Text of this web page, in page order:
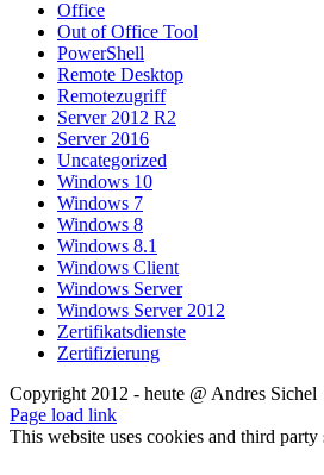
Office
Out of Office Tool
PowerShell
Remote Desktop
Remotezugriff
Server 2012 R2
Server 2016
Uncategorized
Windows 10
Windows 7
Windows 8
Windows 8.1
Windows Client
Windows Server
Windows Server 2012
Zertifikatsdienste
Zertifizierung
Copyright 2012 - heute @ Andres Sichel
Rss
Facebook
X
YouTube
Skype
Page load link
This website uses cookies and third party